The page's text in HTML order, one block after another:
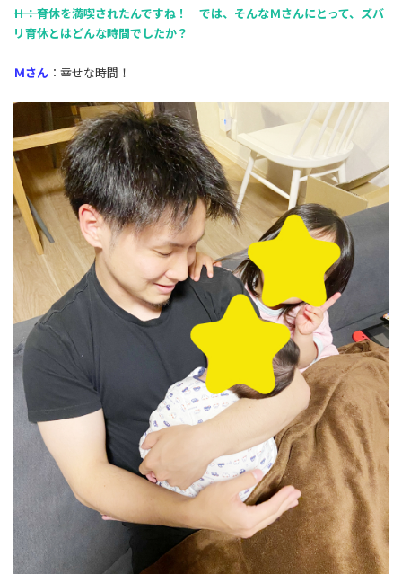
―――Ｈ：育休を満喫されたんですね！ では、そんなＭさんにとって、ズバ
リ育休とはどんな時間でしたか？
Ｍさん ：幸せな時間！